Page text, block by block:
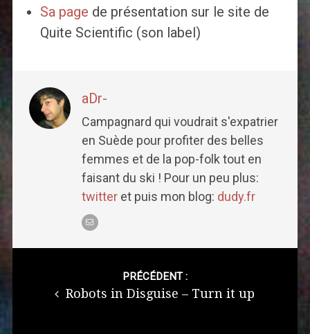
Sa page de présentation sur le site de
Quite Scientific (son label)
aDr-
Campagnard qui voudrait s'expatrier
en Suède pour profiter des belles
femmes et de la pop-folk tout en
faisant du ski ! Pour un peu plus:
twitteret puis mon blog: dudy.fr
PRÉCÉDENT :
Robots in Disguise – Turn it up